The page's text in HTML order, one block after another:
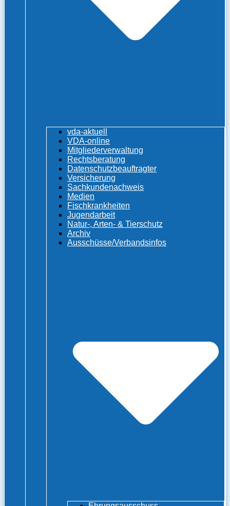
vda-aktuell
VDA-online
Mitgliederverwaltung
Rechtsberatung
Datenschutzbeauftragter
Versicherung
Sachkundenachweis
Medien
Fischkrankheiten
Jugendarbeit
Natur-, Arten- & Tierschutz
Archiv
Ausschüsse/Verbandsinfos